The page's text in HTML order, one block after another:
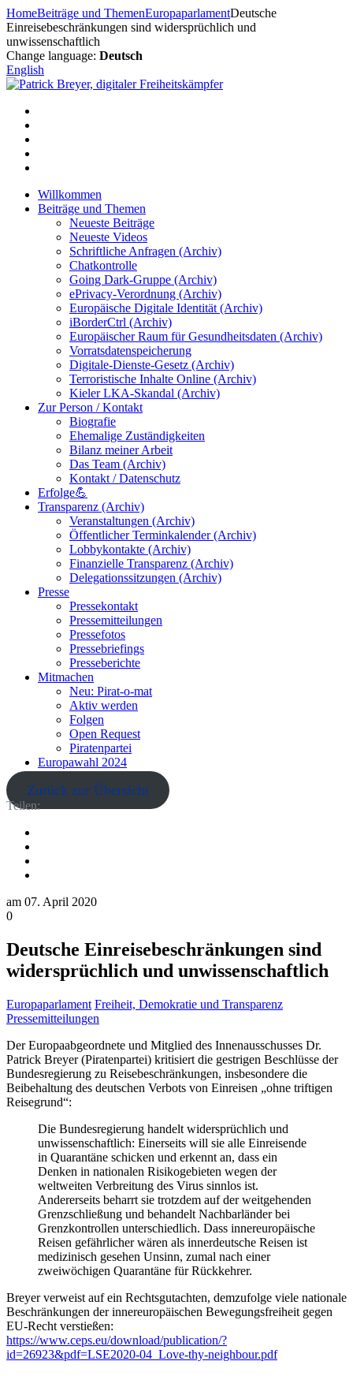
Zum
Inhalt
springen
HomeBeiträge und ThemenEuropaparlamentDeutsche
Einreisebeschränkungen sind widersprüchlich und
unwissenschaftlich
Change language: Deutsch
English
Willkommen
Beiträge und Themen
Neueste Beiträge
Neueste Videos
Schriftliche Anfragen (Archiv)
Chatkontrolle
Going Dark-Gruppe (Archiv)
ePrivacy-Verordnung (Archiv)
Europäische Digitale Identität (Archiv)
iBorderCtrl (Archiv)
Europäischer Raum für Gesundheitsdaten (Archiv)
Vorratsdatenspeicherung
Digitale-Dienste-Gesetz (Archiv)
Terroristische Inhalte Online (Archiv)
Kieler LKA-Skandal (Archiv)
Zur Person / Kontakt
Biografie
Ehemalige Zuständigkeiten
Bilanz meiner Arbeit
Das Team (Archiv)
Kontakt / Datenschutz
Erfolge💪
Transparenz (Archiv)
Veranstaltungen (Archiv)
Öffentlicher Terminkalender (Archiv)
Lobbykontakte (Archiv)
Finanzielle Transparenz (Archiv)
Delegationssitzungen (Archiv)
Presse
Pressekontakt
Pressemitteilungen
Pressefotos
Pressebriefings
Presseberichte
Mitmachen
Neu: Pirat-o-mat
Aktiv werden
Folgen
Open Request
Piratenpartei
Europawahl 2024
Zurück zur Übersicht
Teilen:
am 07. April 2020
0
Deutsche Einreisebeschränkungen sind
widersprüchlich und unwissenschaftlich
Europaparlament Freiheit, Demokratie und Transparenz
Pressemitteilungen
Der Europaabgeordnete und Mitglied des Innenausschusses Dr.
Patrick Breyer (Piratenpartei) kritisiert die gestrigen Beschlüsse der
Bundesregierung zu Reisebeschränkungen, insbesondere die
Beibehaltung des deutschen Verbots von Einreisen „ohne triftigen
Reisegrund“:
Die Bundesregierung handelt widersprüchlich und
unwissenschaftlich: Einerseits will sie alle Einreisende
in Quarantäne schicken und erkennt an, dass ein
Denken in nationalen Risikogebieten wegen der
weltweiten Verbreitung des Virus sinnlos ist.
Andererseits beharrt sie trotzdem auf der weitgehenden
Grenzschließung und behandelt Nachbarländer bei
Grenzkontrollen unterschiedlich. Dass innereuropäische
Reisen gefährlicher wären als innerdeutsche Reisen ist
medizinisch gesehen Unsinn, zumal nach einer
zweiwöchigen Quarantäne für Rückkehrer.
Breyer verweist auf ein Rechtsgutachten, demzufolge viele nationale
Beschränkungen der innereuropäischen Bewegungsfreiheit gegen
EU-Recht verstießen:
https://www.ceps.eu/download/publication/?
id=26923&pdf=LSE2020-04_Love-thy-neighbour.pdf